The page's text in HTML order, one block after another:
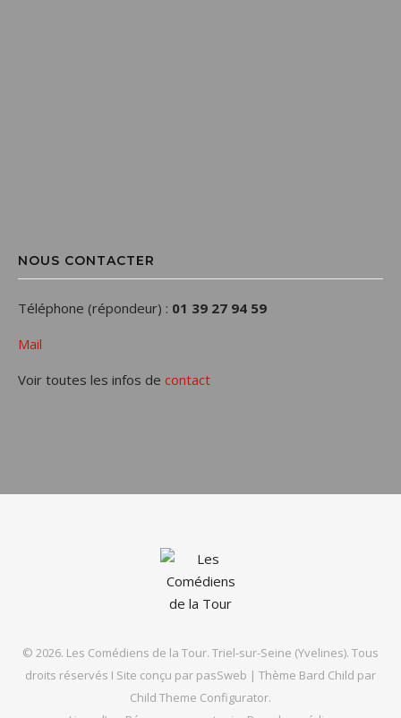
NOUS CONTACTER
Téléphone (répondeur) : 01 39 27 94 59
Mail
Voir toutes les infos de contact
© 2026. Les Comédiens de la Tour. Triel-sur-Seine (Yvelines). Tous
droits réservés I Site conçu par pasSweb | Thème Bard Child par
Child Theme Configurator.